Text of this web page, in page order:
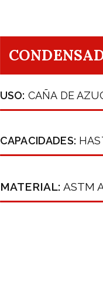
USO: CAÑA DE
CAPACIDADES:
MATERIAL: ASTM